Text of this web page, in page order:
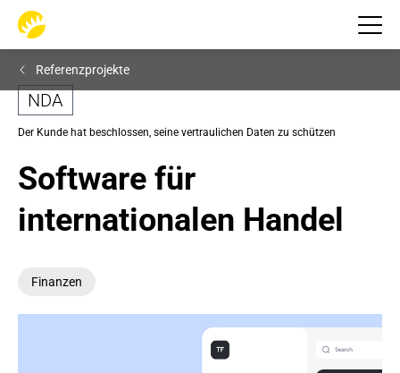
Referenzprojekte
NDA
Der Kunde hat beschlossen, seine vertraulichen Daten zu schützen
Software für
internationalen Handel
Finanzen